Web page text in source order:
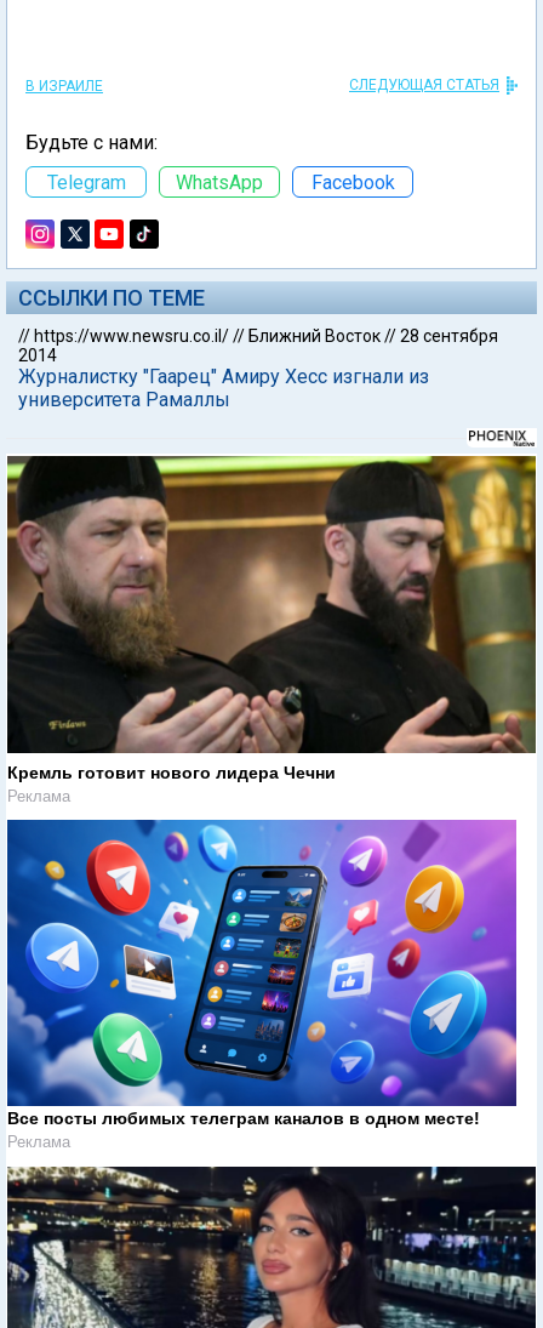
В ИЗРАИЛЕ СЛЕДУЮЩАЯ СТАТЬЯ
Будьте с нами:
Telegram
WhatsApp Facebook
ССЫЛКИ ПО ТЕМЕ
// https://www.newsru.co.il/// Ближний Восток//28 сентября
2014
Журналистку "Гаарец" Амиру Хесс изгнали из
университета Рамаллы
Кремль готовит нового лидера Чечни
Реклама
Все посты любимых телеграм каналов в одном месте!
Реклама